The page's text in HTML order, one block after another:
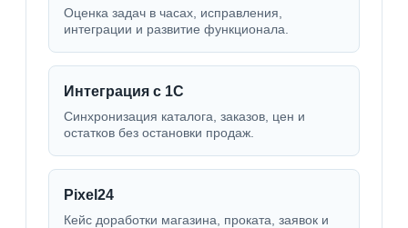
Оценка задач в часах, исправления,
интеграции и развитие функционала.
Интеграция с 1С
Синхронизация каталога, заказов, цен и
остатков без остановки продаж.
Pixel24
Кейс доработки магазина, проката, заявок и